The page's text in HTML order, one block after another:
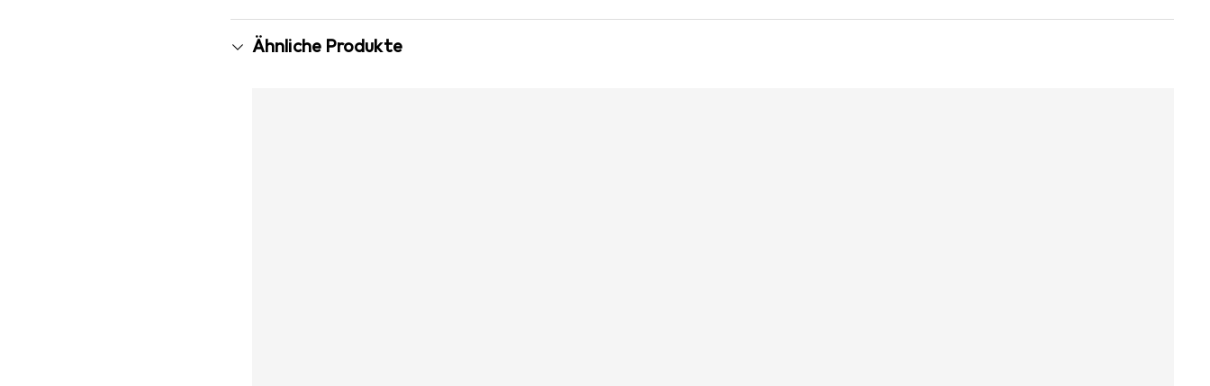
Ähnliche Produkte